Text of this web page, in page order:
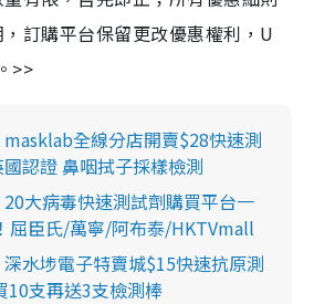
訂購平台保留更改優惠權利，U
>>
masklab全線分店開賣$28快速測
認證 鼻咽拭子採樣檢測
20大病毒快速測試劑購買平台一
屈臣氏/萬寧/阿布泰/HKTVmall
深水埗電子特賣城$15快速抗原測
10支再送3支檢測棒